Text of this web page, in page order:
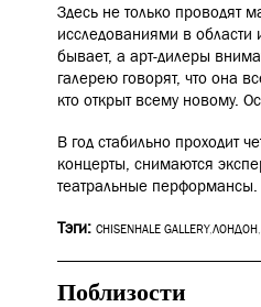
Здесь не только проводят
исследованиями в области
бывает, а арт-дилеры
галерею говорят, что она
кто открыт всему новому.
В год стабильно проходит
концерты, снимаются
театральные
Тэги: CHISENHALE GALLERY,ЛОНДОН,
Поблизости